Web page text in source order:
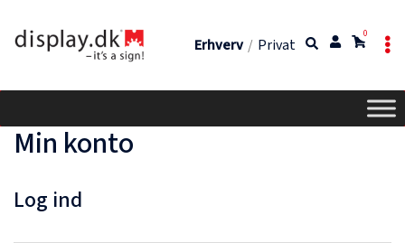
Erhverv / Privat
0
Min konto
Log ind